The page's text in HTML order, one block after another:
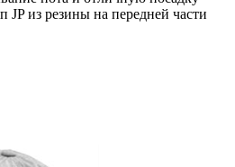
JP из резины на передней части